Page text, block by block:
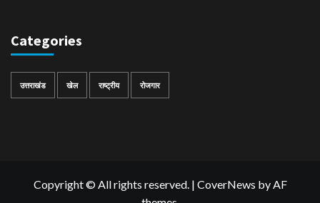
Categories
उत्तराखंड खेल राष्ट्रीय रोजगार
Copyright © All rights reserved. | CoverNews by AF